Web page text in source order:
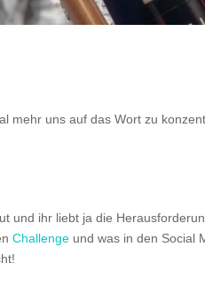
mehr uns auf das Wort zu
und ihr liebt ja die
Challenge und was in den Social